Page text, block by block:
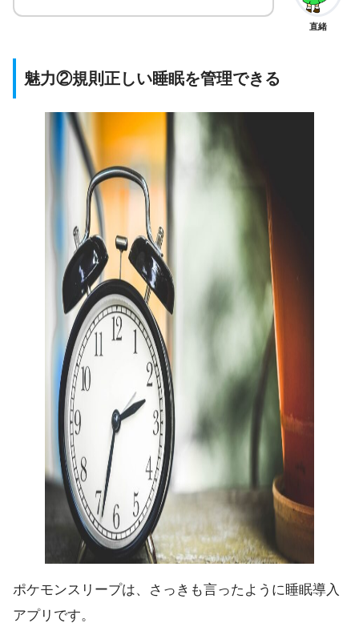
直緒
魅力②規則正しい睡眠を管理できる
ポケモンスリープは、さっきも言ったように睡眠導入
アプリです。